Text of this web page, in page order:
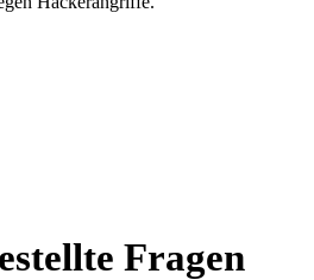
Fragen